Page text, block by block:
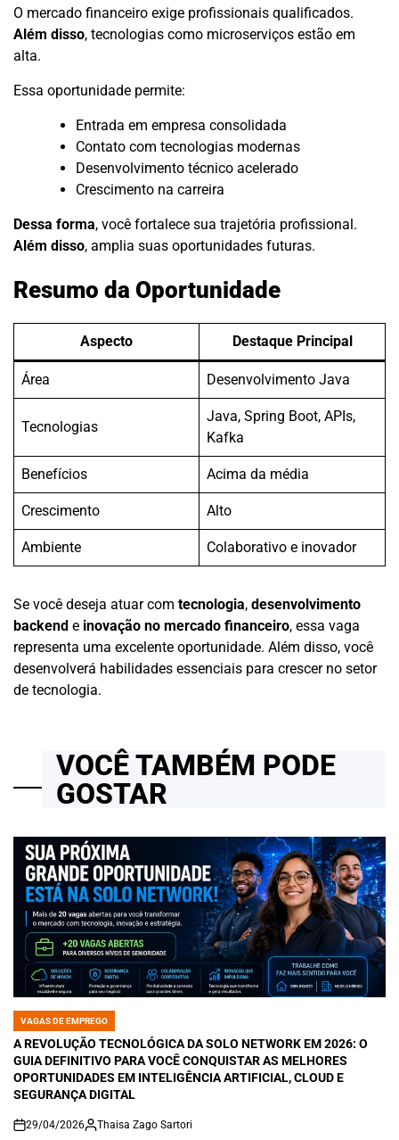
O mercado financeiro exige profissionais qualificados.
Além disso, tecnologias como microserviços estão em
alta.
Essa oportunidade permite:
Entrada em empresa consolidada
Contato com tecnologias modernas
Desenvolvimento técnico acelerado
Crescimento na carreira
Dessa forma, você fortalece sua trajetória profissional.
Além disso, amplia suas oportunidades futuras.
Resumo da Oportunidade
Aspecto Destaque Principal
Área Desenvolvimento Java
Tecnologias
Java, Spring Boot, APIs,
Kafka
Benefícios Acima da média
Crescimento Alto
Ambiente Colaborativo e inovador
Se você deseja atuar com tecnologia, desenvolvimento
backend e inovação no mercado financeiro, essa vaga
representa uma excelente oportunidade. Além disso, você
desenvolverá habilidades essenciais para crescer no setor
de tecnologia.
VOCÊ TAMBÉM PODE
GOSTAR
POSTED
IN
VAGAS DE EMPREGO
A REVOLUÇÃO TECNOLÓGICA DA SOLO NETWORK EM 2026: O
GUIA DEFINITIVO PARA VOCÊ CONQUISTAR AS MELHORES
OPORTUNIDADES EM INTELIGÊNCIA ARTIFICIAL, CLOUD E
SEGURANÇA DIGITAL
on
29/04/2026 Thaisa Zago Sartori